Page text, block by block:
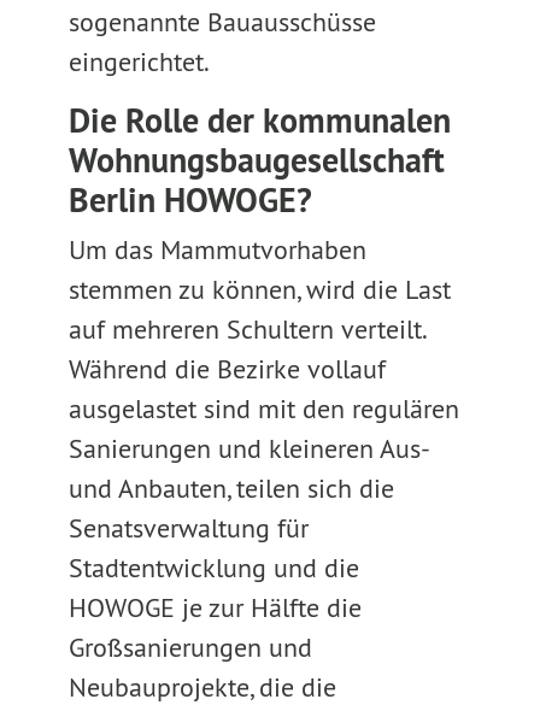
sogenannte Bauausschüsse
eingerichtet.
Die Rolle der kommunalen
Wohnungsbaugesellschaft
Berlin HOWOGE?
Um das Mammutvorhaben
stemmen zu können, wird die Last
auf mehreren Schultern verteilt.
Während die Bezirke vollauf
ausgelastet sind mit den regulären
Sanierungen und kleineren Aus-
und Anbauten, teilen sich die
Senatsverwaltung für
Stadtentwicklung und die
HOWOGE je zur Hälfte die
Großsanierungen und
Neubauprojekte, die die